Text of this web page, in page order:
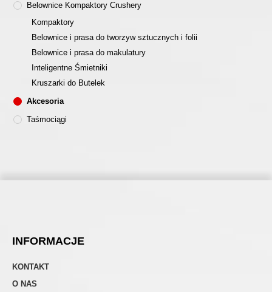
Belownice Kompaktory Crushery
Kompaktory
Belownice i prasa do tworzyw sztucznych i folii
Belownice i prasa do makulatury
Inteligentne Śmietniki
Kruszarki do Butelek
Akcesoria
Taśmociągi
INFORMACJE
KONTAKT
O NAS